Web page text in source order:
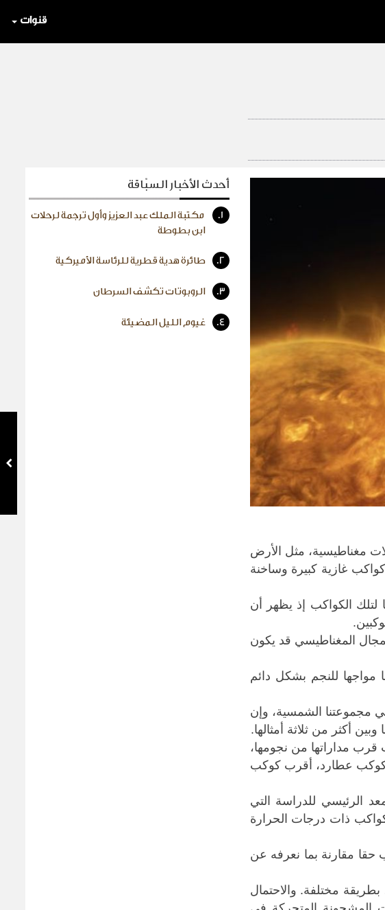
قنوات
مغناطيسية، مثل الأرض
غازية كبيرة ​وساخنة
الكواكب ‌إذ يظهر أن
.
المغناطيسي قد يكون
مواجها للنجم بشكل دائم
مجموعتنا الشمسية، وإن
أكثر من ثلاثة أمثالها.
مداراتها ​من نجومها،
كوكب عطارد، أقرب كوكب
الرئيسي للدراسة التي
ذات درجات الحرارة
حقا مقارنة بما نعرفه عن
مختلفة. والاحتمال
أحدث الأخبار السبّاقة
1.
مكتبة الملك عبد العزيز وأول ترجمة لرحلات
ابن بطوطة
2. طائرة هدية قطرية للرئاسة الأميركية
3. الروبوتات تكشف السرطان
4. غيوم الليل المضيئة